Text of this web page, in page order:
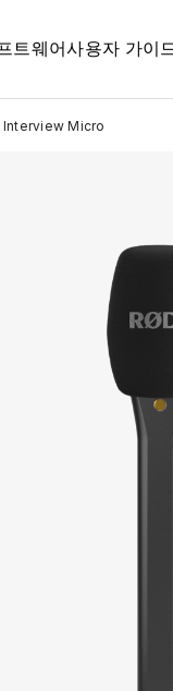
트웨어사용자 가이
Interview Micro